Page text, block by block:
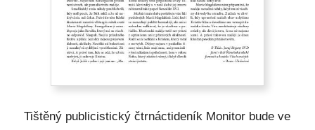
Tištěný publicistický čtrnáctideník Monitor bude ve